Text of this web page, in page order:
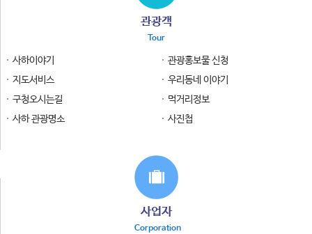
관광객
Tour
사하이야기
관광홍보물 신청
지도서비스
우리동네 이야기
구청오시는길
먹거리정보
사하 관광명소
사진첩
사업자
Corporation